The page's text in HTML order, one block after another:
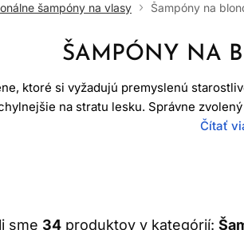
šampóny na vlasy Šampóny na
ŠAMPÓNY NA
ktoré si vyžadujú premyslenú
na stratu lesku. Správne
hlavy, ale aj s udržaním krajšieho
Čítať
sme 34 produktov v kategórií: